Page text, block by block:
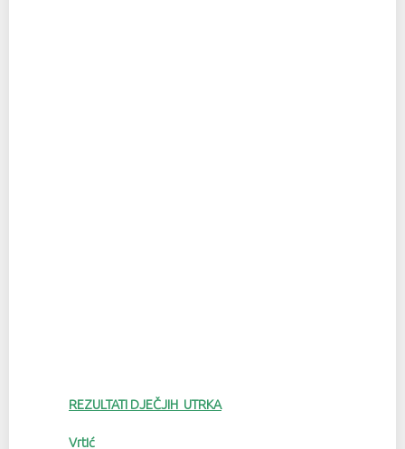
REZULTATI DJEČJIH UTRKA
Vrtić